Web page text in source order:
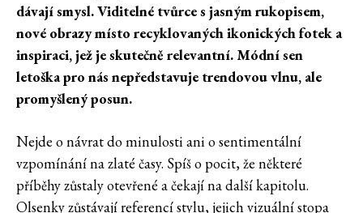
dávají smysl. Viditelné tvůrce s jasným rukopisem,
nové obrazy místo recyklovaných ikonických fotek a
inspiraci, jež je skutečně relevantní. Módní sen
letoška pro nás nepředstavuje trendovou vlnu, ale
promyšlený posun.
Nejde o návrat do minulosti ani o sentimentální
vzpomínání na zlaté časy. Spíš o pocit, že některé
příběhy zůstaly otevřené a čekají na další kapitolu.
Olsenky zůstávají referencí stylu, jejich vizuální stopa